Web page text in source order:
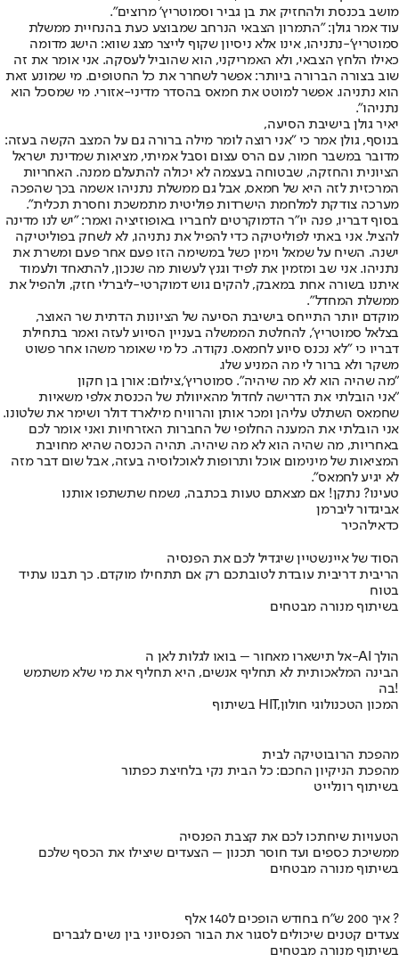
מושב בכנסת ולהחזיק את בן גביר וסמוטריץ’ מרוצים".
עוד אמר גולן: "התמרון הצבאי הנרחב שמבוצע כעת בהנחיית ממשלת
סמוטריץ'-נתניהו, אינו אלא ניסיון שקוף לייצר מצג שווא: הישג מדומה
כאילו הלחץ הצבאי, ולא האמריקני, הוא שהוביל לעסקה. אני אומר את זה
שוב בצורה הברורה ביותר: אפשר לשחרר את כל החטופים. מי שמונע זאת
הוא נתניהו. אפשר למוטט את חמאס בהסדר מדיני-אזורי. מי שמסכל הוא
נתניהו".
יאיר גולן בישיבת הסיעה,
בנוסף, גולן אמר כי "אני רוצה לומר מילה ברורה גם על המצב הקשה בעזה:
מדובר במשבר חמור, עם הרס עצום וסבל אמיתי, מציאות שמדינת ישראל
הציונית והחזקה, שבטוחה בעצמה לא יכולה להתעלם ממנה. האחריות
המרכזית לזה היא של חמאס, אבל גם ממשלת נתניהו אשמה בכך שהפכה
מערכה צודקת למלחמת הישרדות פוליטית מתמשכת וחסרת תכלית".
בסוף דבריו, פנה יו״ר הדמוקרטים לחבריו באופוזיציה ואמר: "יש לנו מדינה
להציל. אני באתי לפוליטיקה כדי להפיל את נתניהו, לא לשחק בפוליטיקה
ישנה. השיח על שמאל וימין כשל במשימה הזו פעם אחר פעם ומשרת את
נתניהו. אני שב ומזמין את לפיד וגנץ לעשות מה שנכון, להתאחד ולעמוד
איתנו בשורה אחת במאבק, להקים גוש דמוקרטי-ליברלי חזק, ולהפיל את
ממשלת המחדל".
מוקדם יותר התייחס בישיבת הסיעה של הציונות הדתית שר האוצר,
בצלאל סמוטריץ', להחלטת הממשלה בעניין הסיוע לעזה ואמר בתחילת
דבריו כי "לא נכנס סיוע לחמאס. נקודה. כל מי שאומר משהו אחר פשוט
משקר ולא ברור לי מה המניע שלו.
"מה שהיה הוא לא מה שיהיה". סמוטריץ',צילום: אורן בן חקון
"אני הובלתי את הדרישה לחדול מהאיוולת של הכנסת אלפי משאיות
שחמאס השתלט עליהן ומכר אותן והרוויח מילארד דולר ושימר את שלטונו.
אני הובלתי את המענה החלופי של החברות האזרחיות ואני אומר לכם
באחריות, מה שהיה הוא לא מה שיהיה. תהיה הכנסה שהיא מחויבת
המציאות של מינימום אוכל ותרופות לאוכלוסיה בעזה, אבל שום דבר מזה
לא יגיע לחמאס".
טעינו? נתקן! אם מצאתם טעות בכתבה, נשמח שתשתפו אותנו
אביגדור ליברמן
כדאילהכיר
הסוד של איינשטיין שיגדיל לכם את הפנסיה
הריבית דריבית עובדת לטובתכם רק אם תתחילו מוקדם. כך תבנו עתיד
בטוח
בשיתוף מנורה מבטחים
אל תישארו מאחור – בואו לגלות לאן ה-AI הולך
הבינה המלאכותית לא תחליף אנשים, היא תחליף את מי שלא משתמש
בה!
בשיתוף HIT,המכון הטכנולוגי חולון
מהפכת הרובוטיקה לבית
מהפכת הניקיון החכם: כל הבית נקי בלחיצת כפתור
בשיתוף רונלייט
הטעויות שיחתכו לכם את קצבת הפנסיה
ממשיכת כספים ועד חוסר תכנון – הצעדים שיצילו את הכסף שלכם
בשיתוף מנורה מבטחים
איך 200 ש"ח בחודש הופכים ל140 אלף ?
צעדים קטנים שיכולים לסגור את הבור הפנסיוני בין נשים לגברים
בשיתוף מנורה מבטחים